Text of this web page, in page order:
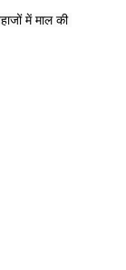
में माल की